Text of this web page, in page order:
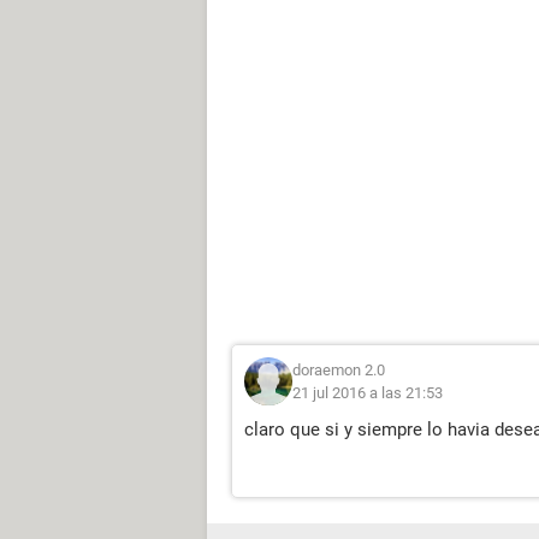
doraemon 2.0
21 jul 2016 a las 21:53
claro que si y siempre lo havia